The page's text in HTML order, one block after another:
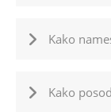
Kako
Kako